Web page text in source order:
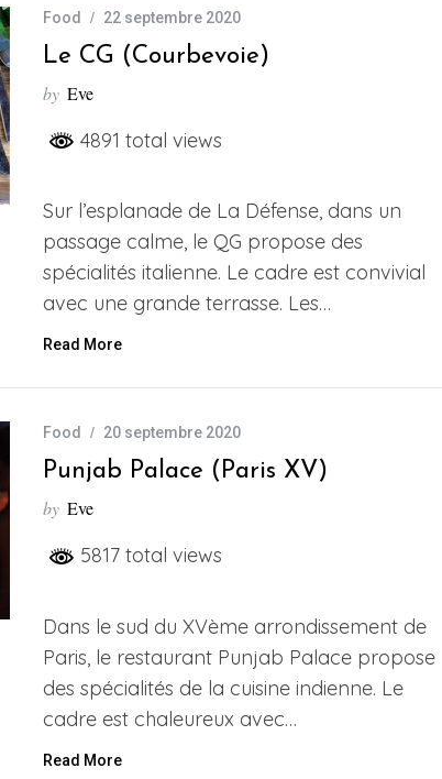
Food 22 septembre 2020
Le CG (Courbevoie)
by Eve
4891 total views
Sur l’esplanade de La Défense, dans un
passage calme, le QG propose des
spécialités italienne. Le cadre est convivial
avec une grande terrasse. Les…
Read More
Food 20 septembre 2020
Punjab Palace (Paris XV)
by Eve
5817 total views
Dans le sud du XVème arrondissement de
Paris, le restaurant Punjab Palace propose
des spécialités de la cuisine indienne. Le
cadre est chaleureux avec…
Read More